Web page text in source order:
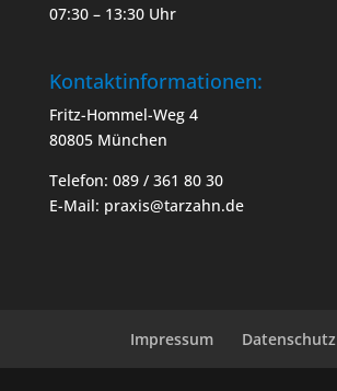
07:30 – 13:30 Uhr
Kontaktinformationen:
Fritz-Hommel-Weg 4
80805 München
Telefon: 089 / 361 80 30
E-Mail: praxis@tarzahn.de
Impressum Datenschutz